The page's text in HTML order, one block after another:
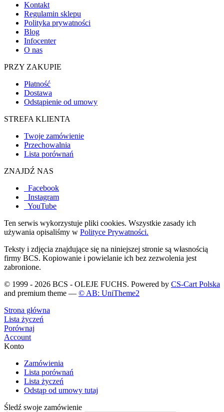
Kontakt
Regulamin sklepu
Polityka prywatności
Blog
Infocenter
O nas
PRZY ZAKUPIE
Płatność
Dostawa
Odstąpienie od umowy
STREFA KLIENTA
Twoje zamówienie
Przechowalnia
Lista porównań
ZNAJDŹ NAS
Facebook
Instagram
YouTube
Ten serwis wykorzystuje pliki cookies. Wszystkie zasady ich
używania opisaliśmy w Polityce Prywatności.
Teksty i zdjęcia znajdujące się na niniejszej stronie są własnością
firmy BCS. Kopiowanie i powielanie ich bez zezwolenia jest
zabronione.
© 1999 - 2026 BCS - OLEJE FUCHS. Powered by CS-Cart Polska
and premium theme — © AB: UniTheme2
Strona główna
Lista życzeń
Porównaj
Account
Konto
Zamówienia
Lista porównań
Lista życzeń
Odstąp od umowy tutaj
Śledź swoje zamówienie